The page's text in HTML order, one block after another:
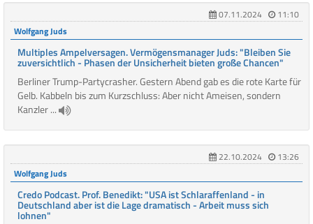
07.11.2024
11:10
Wolfgang Juds
Multiples Ampelversagen. Vermögensmanager Juds: "Bleiben Sie
zuversichtlich - Phasen der Unsicherheit bieten große Chancen"
Berliner Trump-Partycrasher. Gestern Abend gab es die rote Karte für
Gelb. Kabbeln bis zum Kurzschluss: Aber nicht Ameisen, sondern
Kanzler ...
22.10.2024
13:26
Wolfgang Juds
Credo Podcast. Prof. Benedikt: "USA ist Schlaraffenland - in
Deutschland aber ist die Lage dramatisch - Arbeit muss sich
lohnen"